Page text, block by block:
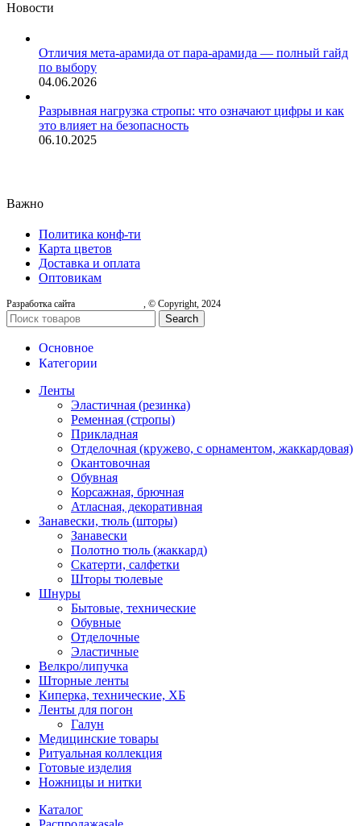
Новости
Отличия мета-арамида от пара-арамида — полный гайд
по выбору
04.06.2026
Разрывная нагрузка стропы: что означают цифры и как
это влияет на безопасность
06.10.2025
Важно
Политика конф-ти
Карта цветов
Доставка и оплата
Оптовикам
Разработка сайта , © Copyright, 2024
Search
Основное
Категории
Ленты
Эластичная (резинка)
Ременная (стропы)
Прикладная
Отделочная (кружево, с орнаментом, жаккардовая)
Окантовочная
Обувная
Корсажная, брючная
Атласная, декоративная
Занавески, тюль (шторы)
Занавески
Полотно тюль (жаккард)
Скатерти, салфетки
Шторы тюлевые
Шнуры
Бытовые, технические
Обувные
Отделочные
Эластичные
Велкро/липучка
Шторные ленты
Киперка, технические, ХБ
Ленты для погон
Галун
Медицинские товары
Ритуальная коллекция
Готовые изделия
Ножницы и нитки
Каталог